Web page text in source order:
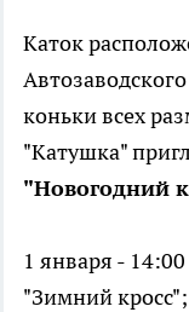
Каток
коньки всех
"Катушка"
"Новогодний
1 января -
"Зимний кросс";